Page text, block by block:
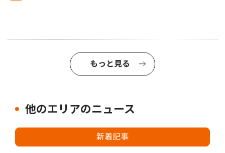
もっと見る
他のエリアのニュース
新着記事